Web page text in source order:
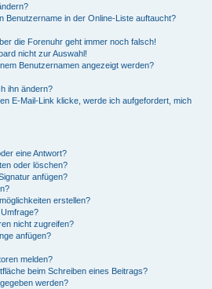
Benutzername in der Online-Liste auftaucht?
die Forenuhr geht immer noch falsch!
nicht zur Auswahl!
Benutzernamen angezeigt werden?
ihn ändern?
E-Mail-Link klicke, werde ich aufgefordert, mich
eine Antwort?
oder löschen?
anfügen?
erstellen?
nicht zugreifen?
anfügen?
melden?
beim Schreiben eines Beitrags?
werden?